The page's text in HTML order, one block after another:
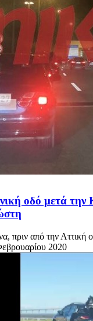
οδό μετά
πριν από την Αττική
2020